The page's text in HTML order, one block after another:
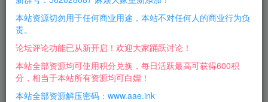
经典的的卡牌回合制手游，经典耐玩！
运营后台功能很强大，自行研究吧！
如果运行有闪退在参考下面教程安装JAVA配置环境变量
———安装JAVA配置(闪退在参考安装)—————-
本站资源切勿用于任何商业用途，本站不对任何人的商业行为负
责。
论坛评论功能已从新开启！欢迎大家踊跃讨论！
本站全部资源均可使用积分兑换，每日活跃最高可获得600积
分，相当于本站所有资源均可白嫖！
本站全部资源解压密码：www.aae.ink